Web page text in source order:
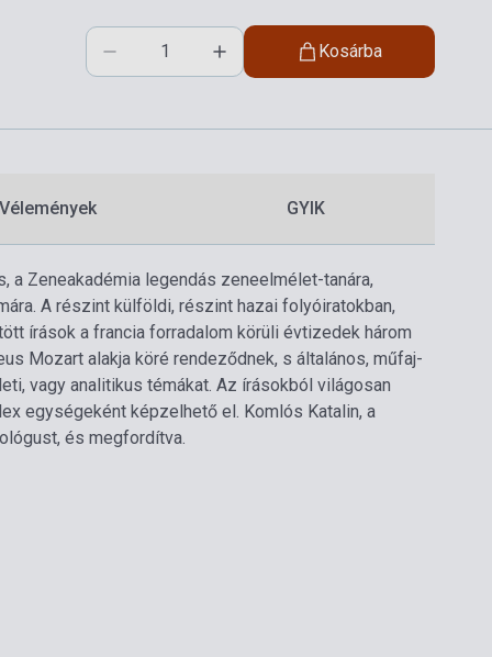
Kosárba
Vélemények GYIK
Zeneakadémia legendás zeneelmélet-tanára,
A részint külföldi, részint hazai folyóiratokban,
írások a francia forradalom körüli évtizedek három
Mozart alakja köré rendeződnek, s általános, műfaj-
vagy analitikus témákat. Az írásokból világosan
egységeként képzelhető el. Komlós Katalin, a
és megfordítva.